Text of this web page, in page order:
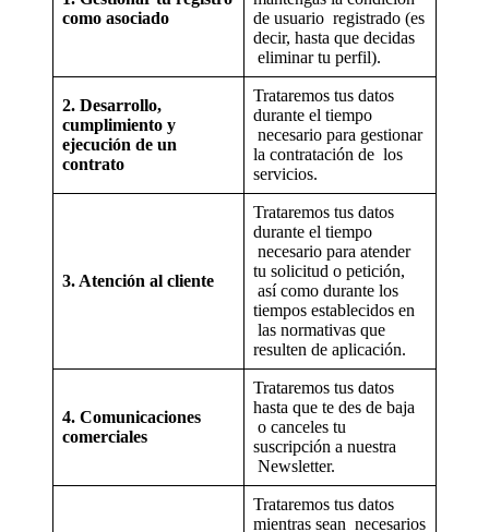
como asociado
de usuario registrado (es
decir, hasta que decidas
eliminar tu perfil).
2. Desarrollo,
cumplimiento y
ejecución de un
contrato
Trataremos tus datos
durante el tiempo
necesario para gestionar
la contratación de los
servicios.
3. Atención al cliente
Trataremos tus datos
durante el tiempo
necesario para atender
tu solicitud o petición,
así como durante los
tiempos establecidos en
las normativas que
resulten de aplicación.
4. Comunicaciones
comerciales
Trataremos tus datos
hasta que te des de baja
o canceles tu
suscripción a nuestra
Newsletter.
Trataremos tus datos
mientras sean necesarios